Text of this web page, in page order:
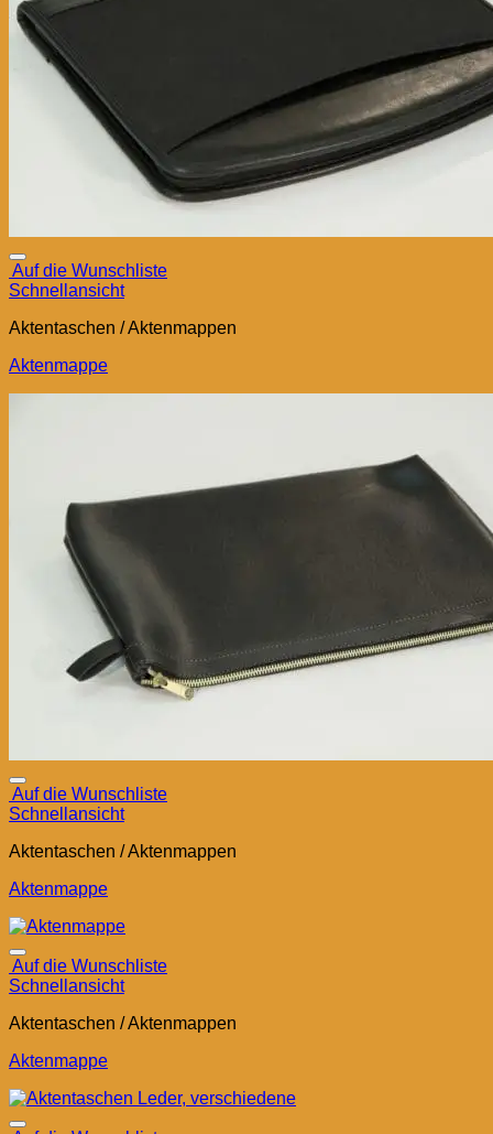
Auf die Wunschliste
Schnellansicht
Aktentaschen / Aktenmappen
Aktenmappe
Auf die Wunschliste
Schnellansicht
Aktentaschen / Aktenmappen
Aktenmappe
Auf die Wunschliste
Schnellansicht
Aktentaschen / Aktenmappen
Aktenmappe